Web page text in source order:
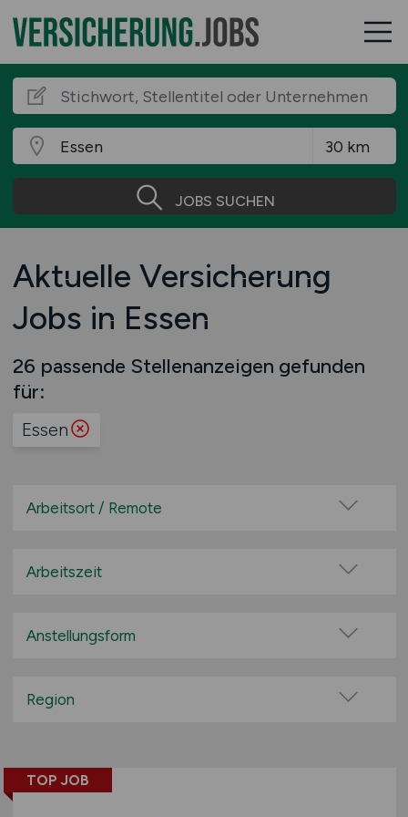
JOBS SUCHEN
Aktuelle Versicherung
Jobs in Essen
26 passende Stellenanzeigen gefunden
für:
Essen
Arbeitsort / Remote
Home-Office möglich / Hybrid
Remote aus dem Ausland möglich
Arbeitszeit
Teilzeit
Anstellungsform
befristete Anstellung
Projektarbeit / Freelancer
Region
Berlin
TOP JOB